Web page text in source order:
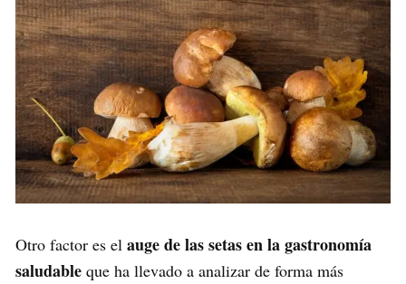
Otro factor es el auge de las setas en la gastronomía
saludable que ha llevado a analizar de forma más